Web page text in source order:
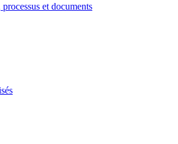
et documents